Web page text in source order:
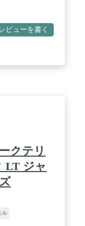
パー付きハン
ロップバック
レビューを書く
クテリ
LT ジャ
ル